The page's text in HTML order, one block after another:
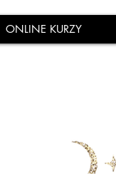
ONLINE KURZY